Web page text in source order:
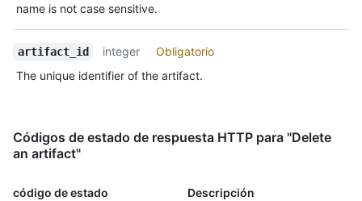
name is not case sensitive.
artifact_id integer
Obligatorio
The unique identifier of the artifact.
Códigos de estado de respuesta HTTP para "Delete
an artifact"
código de estado Descripción